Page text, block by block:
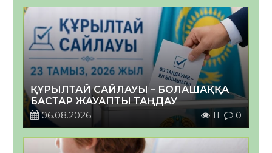
ҚҰРЫЛТАЙ САЙЛАУЫ – БОЛАШАҚҚА
БАСТАР ЖАУАПТЫ ТАҢДАУ
06.08.2026
11 0